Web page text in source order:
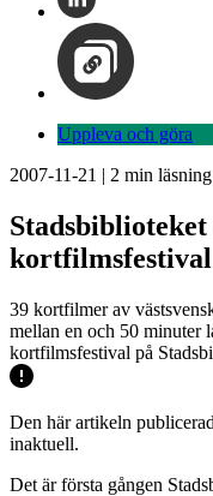
Uppleva och göra
2007-11-21 | 2 min läsning
kortfilmsfestival
39 kortfilmer av
mellan en och 50 minuter
kortfilmsfestival på
Den här artikeln
inaktuell.
Det är första gången